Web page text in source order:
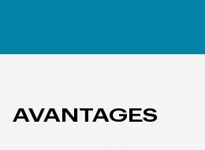
AVANTAGES